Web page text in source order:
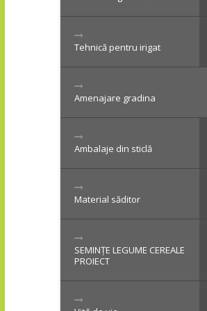
Tehnică pentru irigat
Amenajare gradina
Ambalaje din sticlă
Material săditor
SEMINȚE LEGUME CEREALE
PROIECT